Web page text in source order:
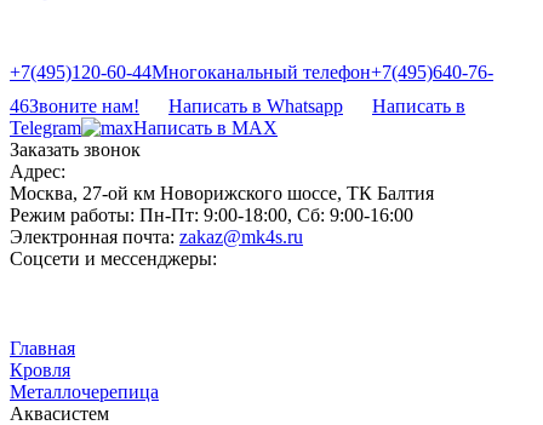
+7(495)120-60-44Многоканальный телефон+7(495)640-76-
46Звоните нам! Написать в Whatsapp
Написать в
Telegram
Написать в MAX
Заказать звонок
Адрес:
Москва, 27-ой км Новорижского шоссе, ТК Балтия
Режим работы: Пн-Пт: 9:00-18:00, Сб: 9:00-16:00
Электронная почта: zakaz@mk4s.ru
Соцсети и мессенджеры:
Главная
Кровля
Металлочерепица
Аквасистем